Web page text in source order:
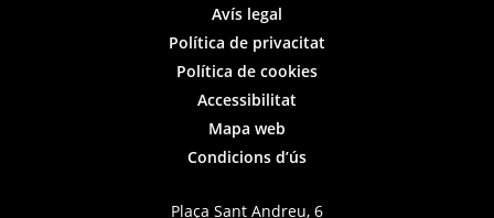
Avís legal
Política de privacitat
Política de cookies
Accessibilitat
Mapa web
Condicions d’ús
Plaça Sant Andreu, 6